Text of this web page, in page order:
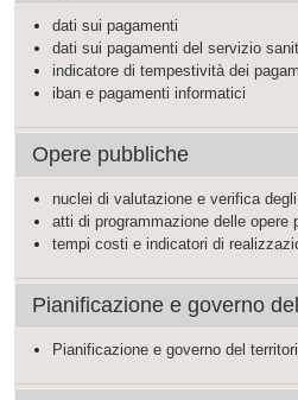
dati sui pagamenti
dati sui pagamenti del servizio
indicatore di tempestività dei
iban e pagamenti informatici
Opere pubbliche
nuclei di valutazione e verifica
atti di programmazione delle opere
tempi costi e indicatori di
Pianificazione e governo
Pianificazione e governo del